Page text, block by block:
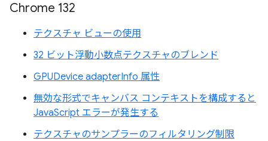
Chrome 132
テクスチャ ビューの使用
32 ビット浮動小数点テクスチャのブレンド
GPUDevice adapterInfo 属性
無効な形式でキャンバス コンテキストを構成すると
JavaScript エラーが発生する
テクスチャのサンプラーのフィルタリング制限